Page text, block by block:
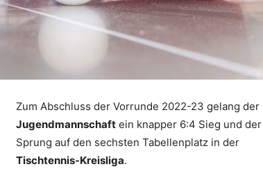
Zum Abschluss der Vorrunde 2022-23 gelang der
Jugendmannschaft ein knapper 6:4 Sieg und der
Sprung auf den sechsten Tabellenplatz in der
Tischtennis-Kreisliga.